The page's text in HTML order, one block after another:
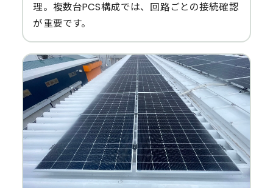
理。複数台PCS構成では、回路ごとの接続確認
が重要です。